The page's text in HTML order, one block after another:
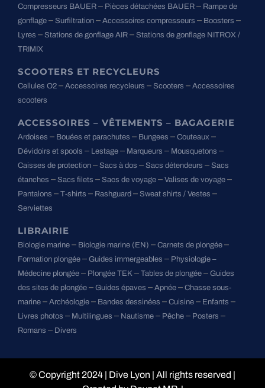
Compresseurs BAUER– Pièces détachées BAUER– Rampe de
gonflage– Surfiltration– Accessoires compresseurs – Boosters –
Lyres – Stations de gonflage AIR– Stations de gonflage NITROX /
TRIMIX
SCOOTERS ET RECYCLEURS
Cellules O2– Accessoires recycleurs – Scooters – Accessoires
scooters
ACCESSOIRES – VÊTEMENTS – BAGAGERIE
Ardoises – Bouées et parachutes – Bungees – Couteaux –
Dévidoirs et spools – Lestage– Marqueurs – Mousquetons –
Caisses de protection– Sacs à dos – Sacs détendeurs – Sacs
étanches – Sacs filets – Sacs de voyage– Valises de voyage–
Pantalons – T-shirts – Rashguard– Sweat shirts / Vestes –
Serviettes
LIBRAIRIE
Biologie marine– Biologie marine (EN) – Carnets de plongée–
Formation plongée– Guides immergeables – Physiologie –
Médecine plongée– Plongée TEK – Tables de plongée– Guides
des sites de plongée– Guides épaves – Apnée– Chasse sous-
marine– Archéologie– Bandes dessinées – Cuisine– Enfants –
Livres photos – Multilingues – Nautisme– Pêche– Posters –
Romans – Divers
© Copyright 2024 | Dive Lyon | All rights reserved |